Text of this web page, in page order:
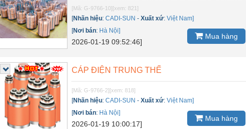
[Mã: G-9766-10] [xem: 821]
[Nhãn hiệu:CADI-SUN -Xuất xứ:Việt Nam]
[Nơi bán: Hà Nội]
2026-01-19 09:52:46]
Mua hàng
CÁP ĐIỆN TRUNG THẾ
[Mã: G-9766-2] [xem: 818]
[Nhãn hiệu:CADI-SUN -Xuất xứ:Việt Nam]
[Nơi bán: Hà Nội]
2026-01-19 10:00:17]
Mua hàng